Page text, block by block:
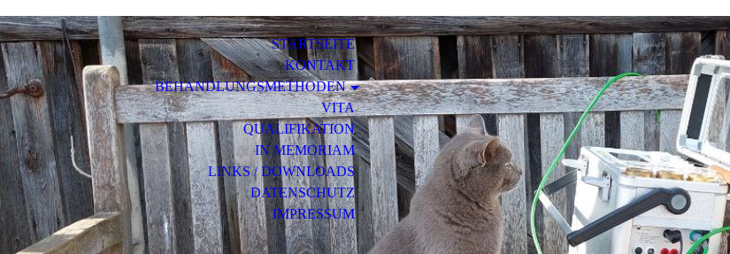
STARTSEITE
KONTAKT
BEHANDLUNGSMETHODEN
VITA
QUALIFIKATION
IN MEMORIAM
LINKS / DOWNLOADS
DATENSCHUTZ
IMPRESSUM